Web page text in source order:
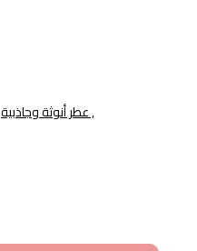
عطر أنوثة وجاذبية ,